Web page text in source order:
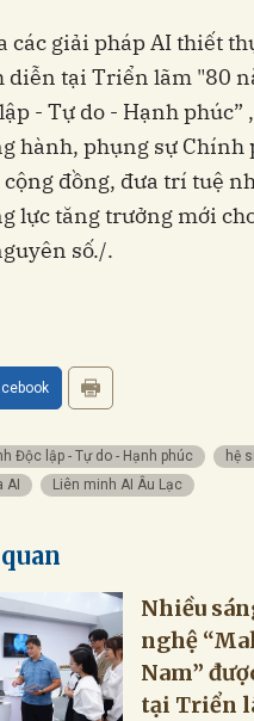
diễn tại Triển lãm "80
do - Hạnh phúc”‏‏ , FPT mong
hành, phụng sự Chính
đồng, đưa trí tuệ
lực tăng trưởng mới
Độc lập - Tự do - Hạnh phúc
hệ
AI
Liên minh AI Âu Lạc
Nhiều
nghệ
Nam”
tại Triển